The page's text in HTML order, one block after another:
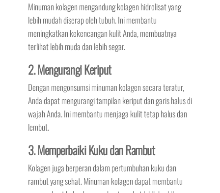
Minuman kolagen mengandung kolagen hidrolisat yang
lebih mudah diserap oleh tubuh. Ini membantu
meningkatkan kekencangan kulit Anda, membuatnya
terlihat lebih muda dan lebih segar.
2. Mengurangi Keriput
Dengan mengonsumsi minuman kolagen secara teratur,
Anda dapat mengurangi tampilan keriput dan garis halus di
wajah Anda. Ini membantu menjaga kulit tetap halus dan
lembut.
3. Memperbaiki Kuku dan Rambut
Kolagen juga berperan dalam pertumbuhan kuku dan
rambut yang sehat. Minuman kolagen dapat membantu